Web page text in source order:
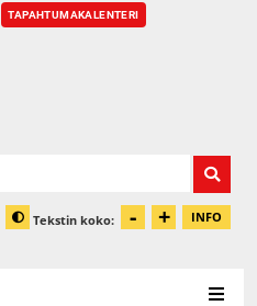
TAPAHTUMAKALENTERI
Muuta kontrastia
Tekstin koko: - + INFO